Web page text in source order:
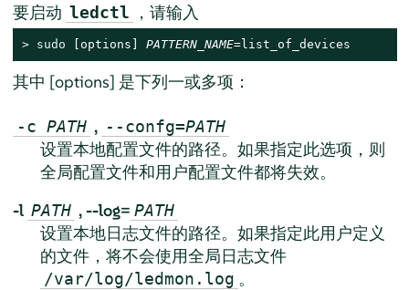
要启动 ledctl ，请输入
> sudo [options] PATTERN_NAME=list_of_devices
其中 [options] 是下列一或多项：
-c PATH , --confg=PATH
设置本地配置文件的路径。如果指定此选项，则
全局配置文件和用户配置文件都将失效。
-l PATH ,--log= PATH
设置本地日志文件的路径。如果指定此用户定义
的文件，将不会使用全局日志文件
/var/log/ledmon.log 。